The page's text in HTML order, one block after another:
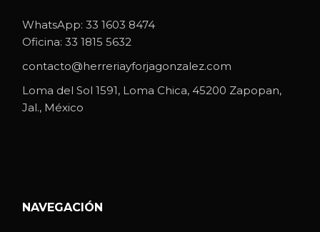
WhatsApp:33 1603 8474
Oficina:33 1815 5632
contacto@herreriayforjagonzalez.com
Loma del Sol 1591, Loma Chica, 45200 Zapopan,
Jal., México
NAVEGACIÓN